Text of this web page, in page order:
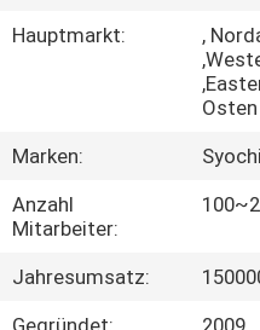
FABRIK-
AUSFLUG
Hauptmarkt:
,
Marken:
Syochi
Anzahl
Mitarbeiter:
Jahresumsatz:
Gegründet:
2009